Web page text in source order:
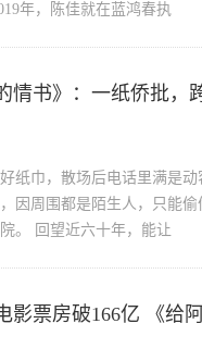
年，陈佳就在蓝鸿春执
情书》：一纸侨批，
纸巾，散场后电话里满是
因周围都是陌生人，只能
。 回望近六十年，能让
影票房破166亿 《给